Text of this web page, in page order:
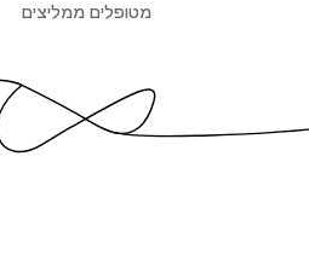
מטופלים ממליצים